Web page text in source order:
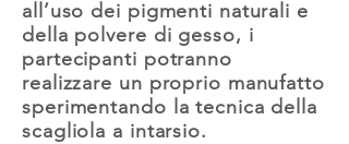
all’uso dei pigmenti naturali e
della polvere di gesso, i
partecipanti potranno
realizzare un proprio manufatto
sperimentando la tecnica della
scagliola a intarsio.